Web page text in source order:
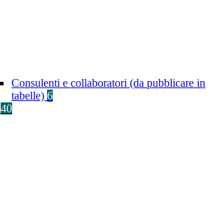
Consulenti e collaboratori (da pubblicare in
tabelle) 6
40